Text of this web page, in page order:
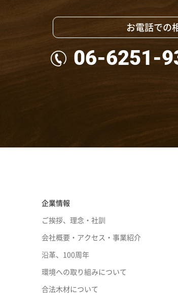
お電話での
06-6251-
企業情報
ご挨拶、理念・社訓
会社概要・アクセス・事業紹介
沿革、100周年
環境への取り組みについて
合法木材について